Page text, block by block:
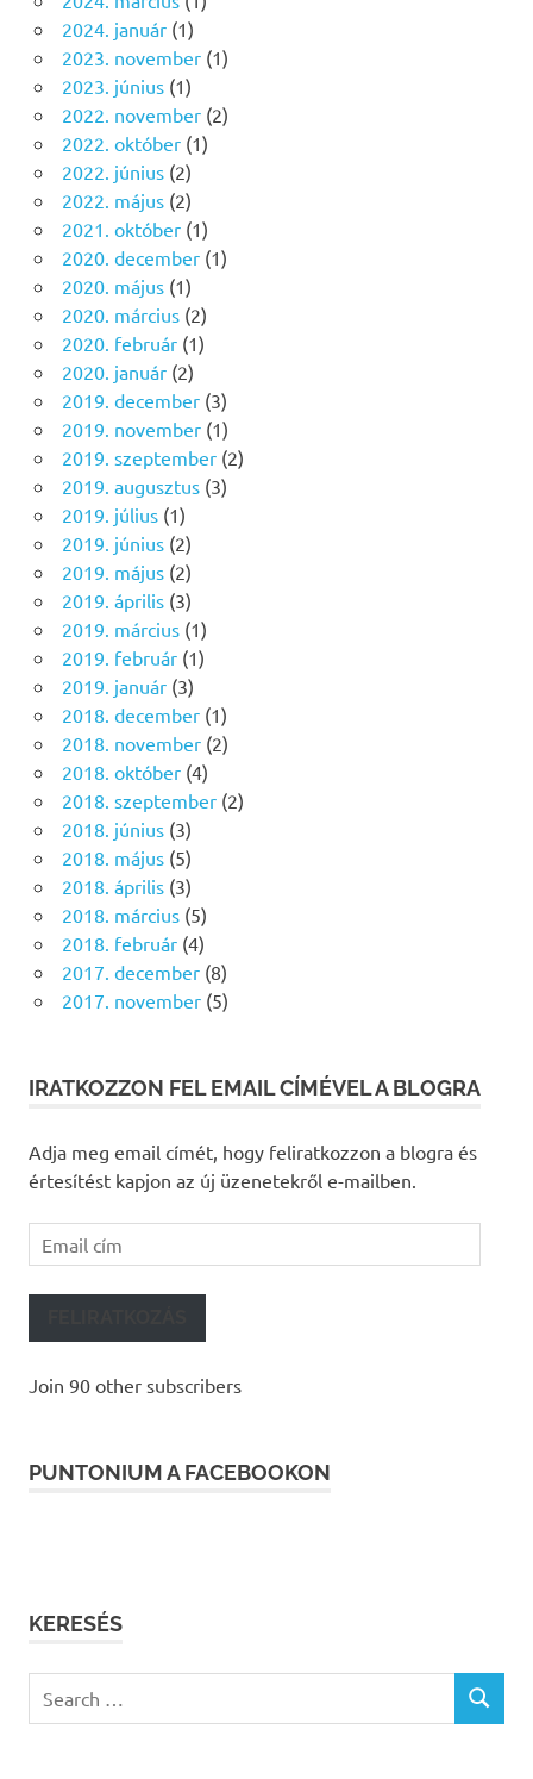
2024. január(1)
2023. november(1)
2023. június(1)
2022. november(2)
2022. október(1)
2022. június(2)
2022. május(2)
2021. október(1)
2020. december(1)
2020. május(1)
2020. március(2)
2020. február(1)
2020. január(2)
2019. december(3)
2019. november(1)
2019. szeptember(2)
2019. augusztus(3)
2019. július(1)
2019. június(2)
2019. május(2)
2019. április(3)
2019. március(1)
2019. február(1)
2019. január(3)
2018. december(1)
2018. november(2)
2018. október(4)
2018. szeptember(2)
2018. június(3)
2018. május(5)
2018. április(3)
2018. március(5)
2018. február(4)
2017. december(8)
2017. november(5)
IRATKOZZON FEL EMAIL CÍMÉVEL A BLOGRA
Adja meg email címét, hogy feliratkozzon a blogra és
értesítést kapjon az új üzenetekről e-mailben.
Email
cím
Join 90 other subscribers
PUNTONIUM A FACEBOOKON
KERESÉS
for:
SEARCH